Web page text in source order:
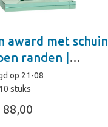
award met schuin
randen |
op 21-08
stuks
88,00